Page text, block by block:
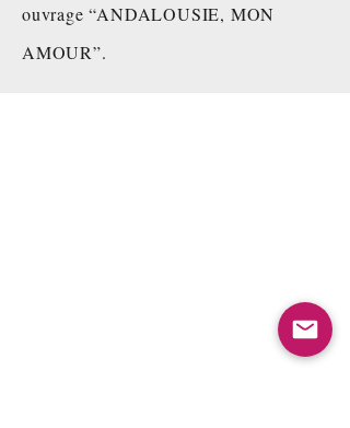
ouvrage “ANDALOUSIE, MON
AMOUR”.